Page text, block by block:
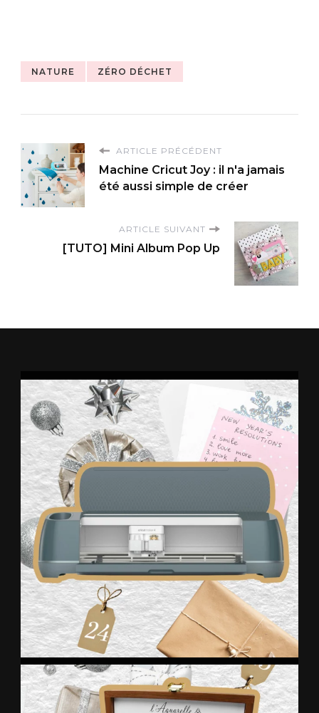
NATURE ZÉRO DÉCHET
ARTICLE PRÉCÉDENT
Machine Cricut Joy : il n'a jamais
été aussi simple de créer
ARTICLE SUIVANT
[TUTO] Mini Album Pop Up